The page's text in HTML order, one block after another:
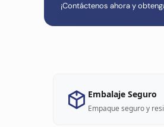
¡Contáctenos ahora y
Embalaje Seguro
Empaque seguro y